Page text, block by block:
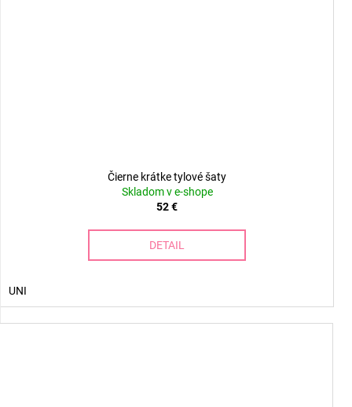
Čierne krátke tylové šaty
Skladom v e-shope
52 €
DETAIL
UNI